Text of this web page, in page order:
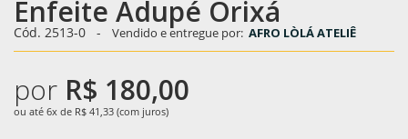
Enfeite Adupé Orixá
Cód. 2513-0 - Vendido e entregue por: AFRO LÒLÁ ATELIÊ
por R$ 180,00
ou até 6x de R$ 41,33 (com juros)